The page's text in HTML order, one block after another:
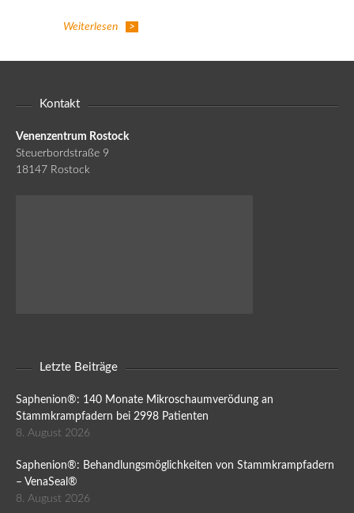
Weiterlesen
Kontakt
Venenzentrum Rostock
Steuerbordstraße 9
18147 Rostock
Letzte Beiträge
Saphenion®: 140 Monate Mikroschaumverödung an
Stammkrampfadern bei 2998 Patienten
8. August 2026
Saphenion®: Behandlungsmöglichkeiten von Stammkrampfadern
– VenaSeal®
8. August 2026